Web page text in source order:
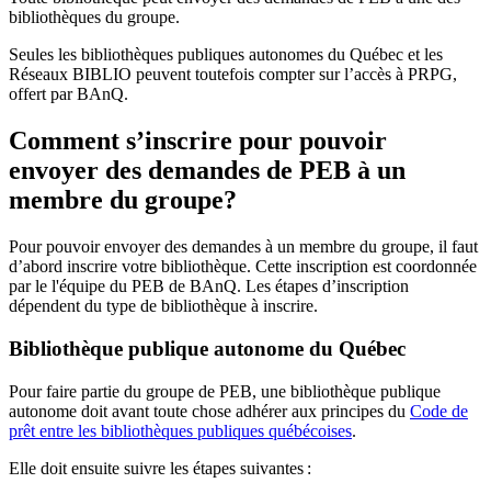
bibliothèques du groupe.
Seules les bibliothèques publiques autonomes du Québec et les
Réseaux BIBLIO peuvent toutefois compter sur l’accès à PRPG,
offert par BAnQ.
Comment s’inscrire pour pouvoir
envoyer des demandes de PEB à un
membre du groupe?
Pour pouvoir envoyer des demandes à un membre du groupe, il faut
d’abord inscrire votre bibliothèque. Cette inscription est coordonnée
par le l'équipe du PEB de BAnQ. Les étapes d’inscription
dépendent du type de bibliothèque à inscrire.
Bibliothèque publique autonome du Québec
Pour faire partie du groupe de PEB, une bibliothèque publique
autonome doit avant toute chose adhérer aux principes du Code de
prêt entre les bibliothèques publiques québécoises.
Elle doit ensuite suivre les étapes suivantes :